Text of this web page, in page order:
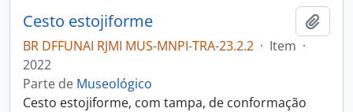
Cesto estojiforme
BR DFFUNAI RJMI MUS-MNPI-TRA-23.2.2 · Item ·
2022
Parte de Museológico
Cesto estojiforme, com tampa, de conformação